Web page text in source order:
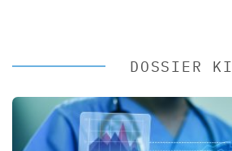
DOSSIER KI